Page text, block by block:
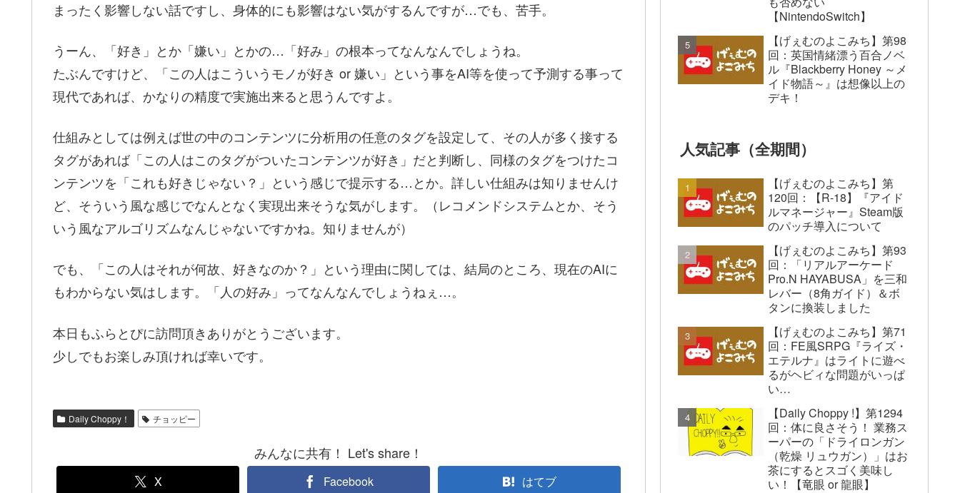
まったく影響しない話ですし、身体的にも影響はない気がするんですが…でも、苦手。
うーん、「好き」とか「嫌い」とかの…「好み」の根本ってなんなんでしょうね。
たぶんですけど、「この人はこういうモノが好き or 嫌い」という事をAI等を使って予測する事って
現代であれば、かなりの精度で実施出来ると思うんですよ。
仕組みとしては例えば世の中のコンテンツに分析用の任意のタグを設定して、その人が多く接する
タグがあれば「この人はこのタグがついたコンテンツが好き」だと判断し、同様のタグをつけたコ
ンテンツを「これも好きじゃない？」という感じで提示する…とか。詳しい仕組みは知りませんけ
ど、そういう風な感じでなんとなく実現出来そうな気がします。（レコメンドシステムとか、そう
いう風なアルゴリズムなんじゃないですかね。知りませんが）
でも、「この人はそれが何故、好きなのか？」という理由に関しては、結局のところ、現在のAIに
もわからない気はします。「人の好み」ってなんなんでしょうねぇ…。
本日もふらとぴに訪問頂きありがとうございます。
少しでもお楽しみ頂ければ幸いです。
Daily Choppy！ チョッピー
みんなに共有！ Let's share！
X Facebook はてブ
【NintendoSwitch】
【げぇむのよこみち】第98
回：英国情緒漂う百合ノベ
ル『Blackberry Honey ～メ
イド物語～』は想像以上の
デキ！
人気記事（全期間）
【げぇむのよこみち】第
120回：【R-18】『アイド
ルマネージャー』Steam版
のパッチ導入について
【げぇむのよこみち】第93
回：「リアルアーケード
Pro.N HAYABUSA」を三和
レバー（8角ガイド）＆ボ
タンに換装しました
【げぇむのよこみち】第71
回：FE風SRPG『ライズ・
エテルナ』はライトに遊べ
るがヘビィな問題がいっぱ
い…
【Daily Choppy !】第1294
回：体に良さそう！ 業務ス
ーパーの「ドライロンガン
（乾燥 リュウガン）」はお
茶にするとスゴく美味し
い！【竜眼 or 龍眼】